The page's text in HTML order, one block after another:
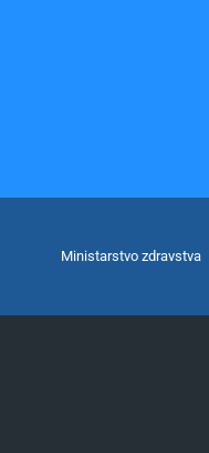
Ministarstvo zdravstva